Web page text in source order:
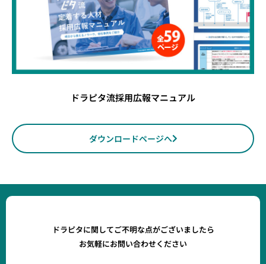
ドラピタ流採用広報マニュアル
ダウンロードページへ
ドラピタに関してご不明な点がございましたら
お気軽にお問い合わせください